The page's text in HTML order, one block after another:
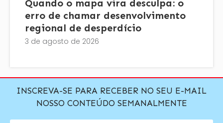
Quando o mapa vira desculpa: o
erro de chamar desenvolvimento
regional de desperdício
3 de agosto de 2026
INSCREVA-SE PARA RECEBER NO SEU E-MAIL
NOSSO CONTEÚDO SEMANALMENTE